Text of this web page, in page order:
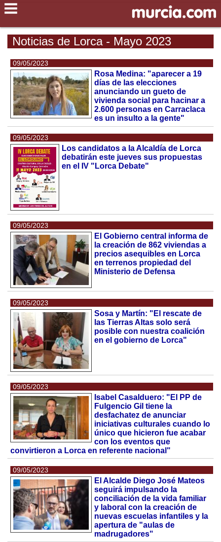
Noticias de Lorca - Mayo 2023
09/05/2023
Rosa Medina: "aparecer a 19
días de las elecciones
anunciando un gueto de
vivienda social para hacinar a
2.600 personas en Carraclaca
es un insulto a la gente"
09/05/2023
Los candidatos a la Alcaldía de Lorca
debatirán este jueves sus propuestas
en el IV "Lorca Debate"
09/05/2023
El Gobierno central informa de
la creación de 862 viviendas a
precios asequibles en Lorca
en terrenos propiedad del
Ministerio de Defensa
09/05/2023
Sosa y Martín: "El rescate de
las Tierras Altas solo será
posible con nuestra coalición
en el gobierno de Lorca"
09/05/2023
Isabel Casalduero: "El PP de
Fulgencio Gil tiene la
desfachatez de anunciar
iniciativas culturales cuando lo
único que hicieron fue acabar
con los eventos que
convirtieron a Lorca en referente nacional"
09/05/2023
El Alcalde Diego José Mateos
seguirá impulsando la
conciliación de la vida familiar
y laboral con la creación de
nuevas escuelas infantiles y la
apertura de "aulas de
madrugadores"